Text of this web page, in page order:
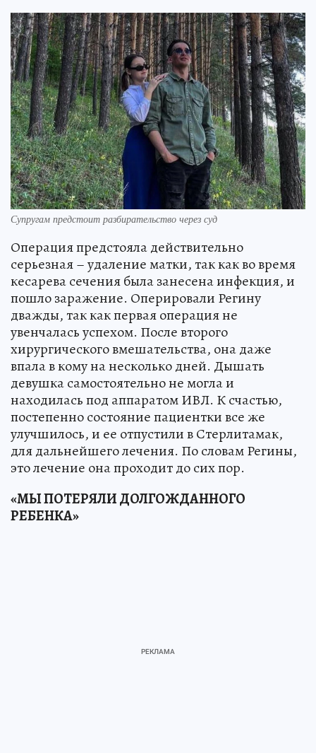
Супругам предстоит разбирательство через суд
Операция предстояла действительно
серьезная – удаление матки, так как во время
кесарева сечения была занесена инфекция, и
пошло заражение. Оперировали Регину
дважды, так как первая операция не
увенчалась успехом. После второго
хирургического вмешательства, она даже
впала в кому на несколько дней. Дышать
девушка самостоятельно не могла и
находилась под аппаратом ИВЛ. К счастью,
постепенно состояние пациентки все же
улучшилось, и ее отпустили в Стерлитамак,
для дальнейшего лечения. По словам Регины,
это лечение она проходит до сих пор.
«МЫ ПОТЕРЯЛИ ДОЛГОЖДАННОГО
РЕБЕНКА»